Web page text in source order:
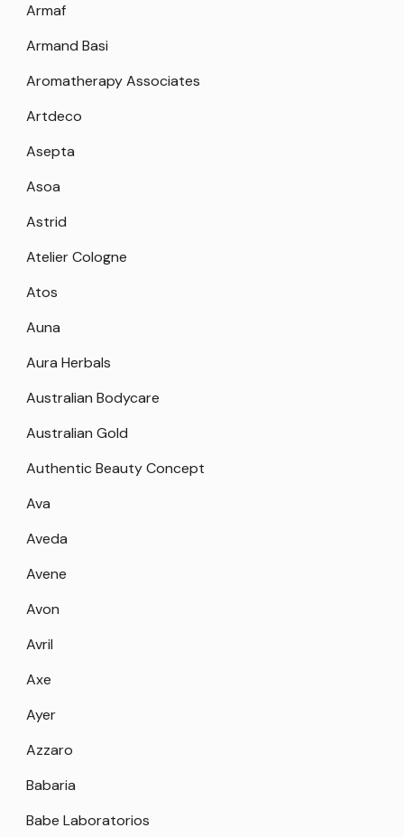
Armaf
Armand Basi
Aromatherapy Associates
Artdeco
Asepta
Asoa
Astrid
Atelier Cologne
Atos
Auna
Aura Herbals
Australian Bodycare
Australian Gold
Authentic Beauty Concept
Ava
Aveda
Avene
Avon
Avril
Axe
Ayer
Azzaro
Babaria
Babe Laboratorios